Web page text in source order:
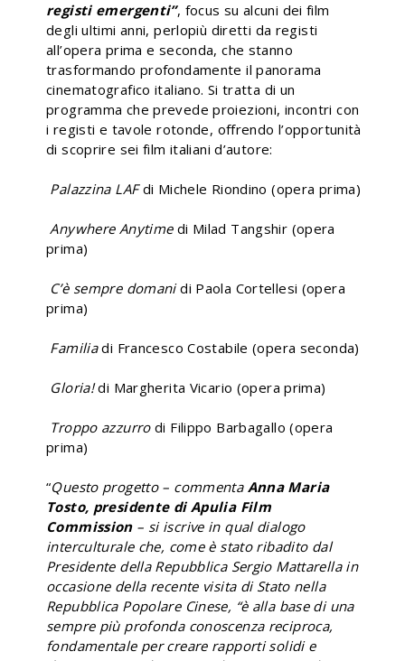
registi emergenti”, focus su alcuni dei film
degli ultimi anni, perlopiù diretti da registi
all’opera prima e seconda, che stanno
trasformando profondamente il panorama
cinematografico italiano. Si tratta di un
programma che prevede proiezioni, incontri con
i registi e tavole rotonde, offrendo l’opportunità
di scoprire sei film italiani d’autore:
Palazzina LAFdi Michele Riondino (opera prima)
Anywhere Anytimedi Milad Tangshir (opera
prima)
C’è sempre domanidi Paola Cortellesi (opera
prima)
Familiadi Francesco Costabile (opera seconda)
Gloria!di Margherita Vicario (opera prima)
Troppo azzurrodi Filippo Barbagallo (opera
prima)
“Questo progetto – commenta Anna Maria
Tosto, presidente di Apulia Film
Commission– si iscrive in qual dialogo
interculturale che, come è stato ribadito dal
Presidente della Repubblica Sergio Mattarella in
occasione della recente visita di Stato nella
Repubblica Popolare Cinese, “è alla base di una
sempre più profonda conoscenza reciproca,
fondamentale per creare rapporti solidi e